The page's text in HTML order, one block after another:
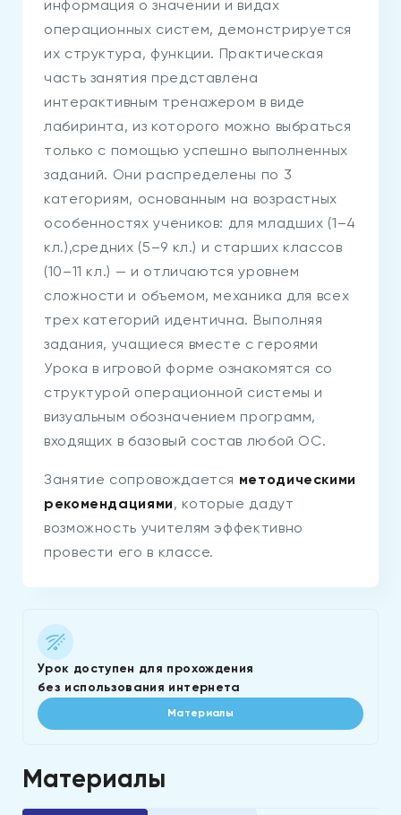
информация о значении и видах
операционных систем, демонстрируется
их структура, функции. Практическая
часть занятия представлена
интерактивным тренажером в виде
лабиринта, из которого можно выбраться
только с помощью успешно выполненных
заданий. Они распределены по 3
категориям, основанным на возрастных
особенностях учеников: для младших (1–4
кл.),средних (5–9 кл.) и старших классов
(10–11 кл.) — и отличаются уровнем
сложности и объемом, механика для всех
трех категорий идентична. Выполняя
задания, учащиеся вместе с героями
Урока в игровой форме ознакомятся со
структурой операционной системы и
визуальным обозначением программ,
входящих в базовый состав любой ОС.
Занятие сопровождается методическими
рекомендациями, которые дадут
возможность учителям эффективно
провести его в классе.
Урок доступен для прохождения
без использования интернета
Материалы
Материалы